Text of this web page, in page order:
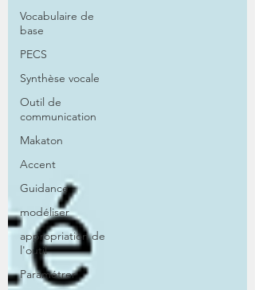
Vocabulaire de
base
PECS
Synthèse vocale
Outil de
communication
Makaton
Accent
Guidance
modéliser
appropriation de
l'outil
Paramétrer